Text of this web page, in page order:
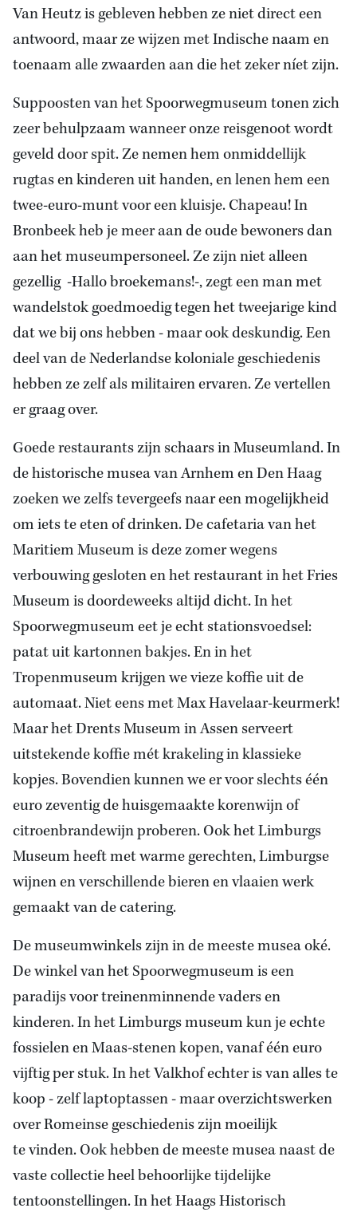
Van Heutz is gebleven hebben ze niet direct een
antwoord, maar ze wijzen met Indische naam en
toenaam alle zwaarden aan die het zeker níet zijn.
Suppoosten van het Spoorwegmuseum tonen zich
zeer behulpzaam wanneer onze reisgenoot wordt
geveld door spit. Ze nemen hem onmiddellijk
rugtas en kinderen uit handen, en lenen hem een
twee-euro-munt voor een kluisje. Chapeau! In
Bronbeek heb je meer aan de oude bewoners dan
aan het museumpersoneel. Ze zijn niet alleen
gezellig -Hallo broekemans!-, zegt een man met
wandelstok goedmoedig tegen het tweejarige kind
dat we bij ons hebben - maar ook deskundig. Een
deel van de Nederlandse koloniale geschiedenis
hebben ze zelf als militairen ervaren. Ze vertellen
er graag over.
Goede restaurants zijn schaars in Museumland. In
de historische musea van Arnhem en Den Haag
zoeken we zelfs tevergeefs naar een mogelijkheid
om iets te eten of drinken. De cafetaria van het
Maritiem Museum is deze zomer wegens
verbouwing gesloten en het restaurant in het Fries
Museum is doordeweeks altijd dicht. In het
Spoorwegmuseum eet je echt stationsvoedsel:
patat uit kartonnen bakjes. En in het
Tropenmuseum krijgen we vieze koffie uit de
automaat. Niet eens met Max Havelaar-keurmerk!
Maar het Drents Museum in Assen serveert
uitstekende koffie mét krakeling in klassieke
kopjes. Bovendien kunnen we er voor slechts één
euro zeventig de huisgemaakte korenwijn of
citroenbrandewijn proberen. Ook het Limburgs
Museum heeft met warme gerechten, Limburgse
wijnen en verschillende bieren en vlaaien werk
gemaakt van de catering.
De museumwinkels zijn in de meeste musea oké.
De winkel van het Spoorwegmuseum is een
paradijs voor treinenminnende vaders en
kinderen. In het Limburgs museum kun je echte
fossielen en Maas-stenen kopen, vanaf één euro
vijftig per stuk. In het Valkhof echter is van alles te
koop - zelf laptoptassen - maar overzichtswerken
over Romeinse geschiedenis zijn moeilijk
te vinden. Ook hebben de meeste musea naast de
vaste collectie heel behoorlijke tijdelijke
tentoonstellingen. In het Haags Historisch